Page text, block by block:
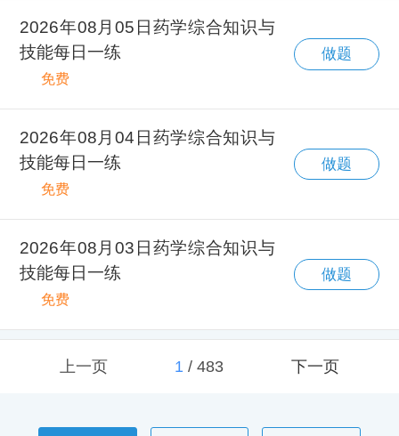
2026年08月05日药学综合知识与
技能每日一练
免费
做题
2026年08月04日药学综合知识与
技能每日一练
免费
做题
2026年08月03日药学综合知识与
技能每日一练
免费
做题
上一页 1/ 483 下一页